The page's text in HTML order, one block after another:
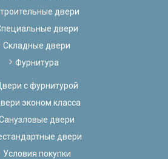
двери
двери
Складные двери
Фурнитура
с фурнитурой
эконом класса
двери
двери
Условия покупки